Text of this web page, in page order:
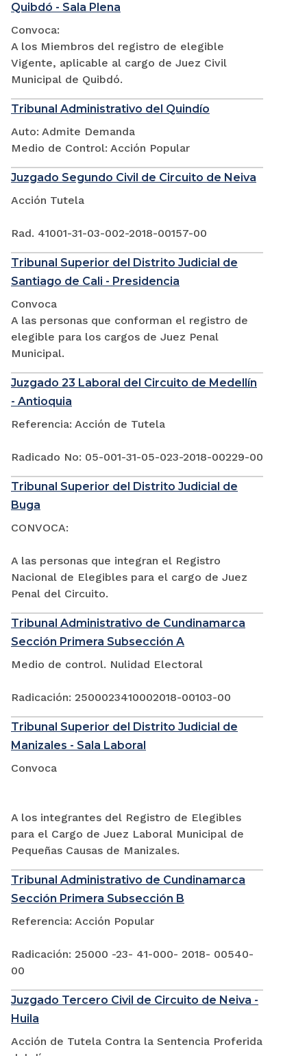
Quibdó - Sala Plena
Convoca:
A los Miembros del registro de elegible
Vigente, aplicable al cargo de Juez Civil
Municipal de Quibdó.
Tribunal Administrativo del Quindío
Auto: Admite Demanda
Medio de Control: Acción Popular
Juzgado Segundo Civil de Circuito de Neiva
Acción Tutela
Rad. 41001-31-03-002-2018-00157-00
Tribunal Superior del Distrito Judicial de
Santiago de Cali - Presidencia
Convoca
A las personas que conforman el registro de
elegible para los cargos de Juez Penal
Municipal.
Juzgado 23 Laboral del Circuito de Medellín
- Antioquia
Referencia: Acción de Tutela
Radicado No: 05-001-31-05-023-2018-00229-00
Tribunal Superior del Distrito Judicial de
Buga
CONVOCA:
A las personas que integran el Registro
Nacional de Elegibles para el cargo de Juez
Penal del Circuito.
Tribunal Administrativo de Cundinamarca
Sección Primera Subsección A
Medio de control. Nulidad Electoral
Radicación: 2500023410002018-00103-00
Tribunal Superior del Distrito Judicial de
Manizales - Sala Laboral
Convoca
A los integrantes del Registro de Elegibles
para el Cargo de Juez Laboral Municipal de
Pequeñas Causas de Manizales.
Tribunal Administrativo de Cundinamarca
Sección Primera Subsección B
Referencia: Acción Popular
Radicación: 25000 -23- 41-000- 2018- 00540-
00
Juzgado Tercero Civil de Circuito de Neiva -
Huila
Acción de Tutela Contra la Sentencia Proferida